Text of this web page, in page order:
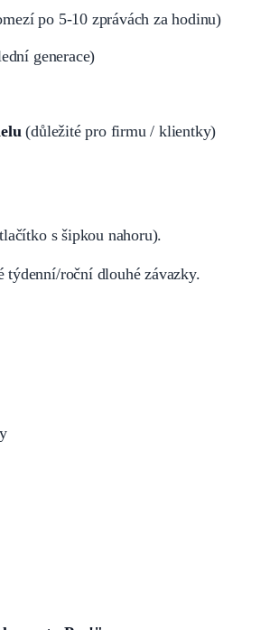
po 5-10 zprávách za hodinu)
generace)
(důležité pro firmu / klientky)
s šipkou nahoru).
týdenní/roční dlouhé závazky.